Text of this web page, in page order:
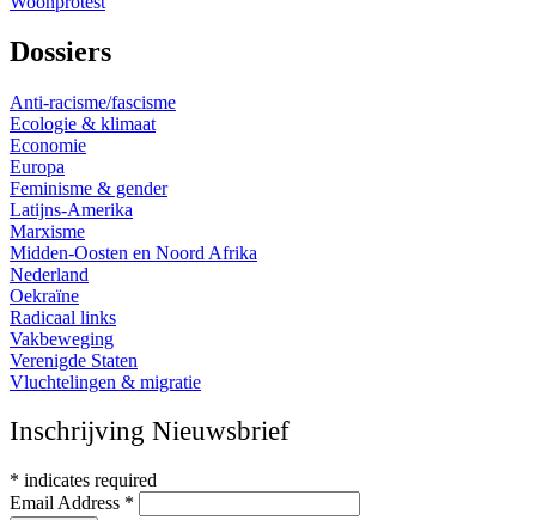
Dossiers
Anti-racisme/fascisme
Ecologie & klimaat
Economie
Europa
Feminisme & gender
Latijns-Amerika
Marxisme
Midden-Oosten en Noord Afrika
Nederland
Oekraïne
Radicaal links
Vakbeweging
Verenigde Staten
Vluchtelingen & migratie
Inschrijving Nieuwsbrief
* indicates required
Email Address *